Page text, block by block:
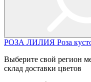
РОЗА ЛИЛИЯ Роза
Выберите свой регион
склад доставки цветов